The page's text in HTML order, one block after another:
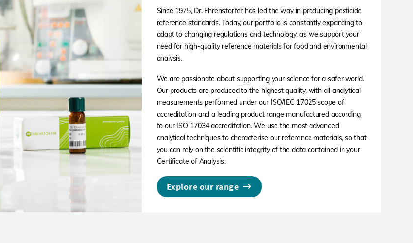
Since 1975, Dr. Ehrenstorfer has led the way in producing pesticide
reference standards. Today, our portfolio is constantly expanding to
adapt to changing regulations and technology, as we support your
need for high-quality reference materials for food and environmental
analysis.
We are passionate about supporting your science for a safer world.
Our products are produced to the highest quality, with all analytical
measurements performed under our ISO/IEC 17025 scope of
accreditation and a leading product range manufactured according
to our ISO 17034 accreditation. We use the most advanced
analytical techniques to characterise our reference materials, so that
you can rely on the scientific integrity of the data contained in your
Certificate of Analysis.
Explore our range